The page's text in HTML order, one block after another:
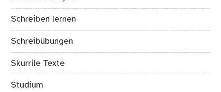
Schreiben lernen
Schreibübungen
Skurrile Texte
Studium